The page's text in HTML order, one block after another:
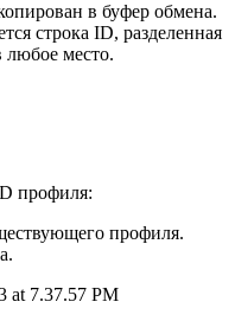
в буфер обмена.
строка ID, разделенная
любое место.
профиля:
профиля.